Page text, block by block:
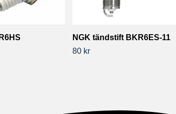
NGK tändstift BKR6ES-11
80 kr